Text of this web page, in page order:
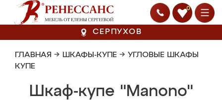
0
СЕРПУХОВ
ГЛАВНАЯ → ШКАФЫ-КУПЕ → УГЛОВЫЕ ШКАФЫ
КУПЕ
Шкаф-купе "Manono"